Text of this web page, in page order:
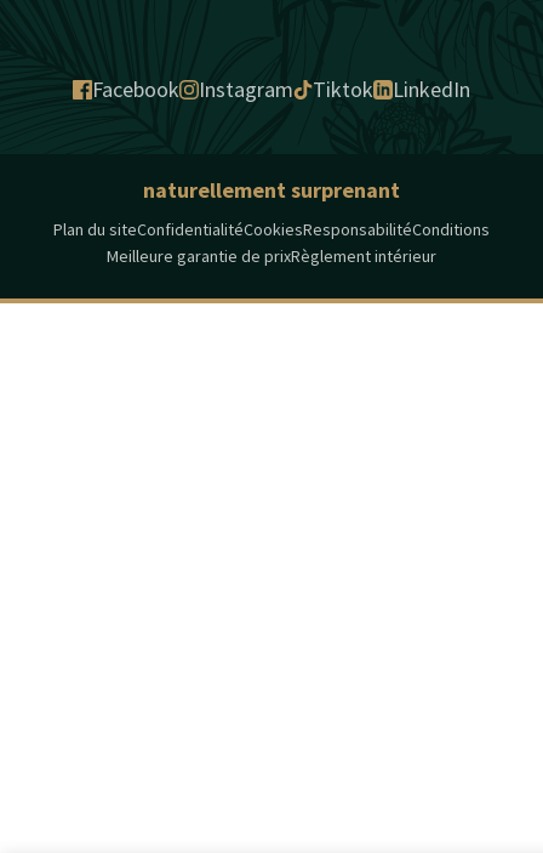
Facebook Instagram Tiktok LinkedIn
naturellement surprenant
Plan du siteConfidentialitéCookiesResponsabilitéConditions
Meilleure garantie de prixRèglement intérieur